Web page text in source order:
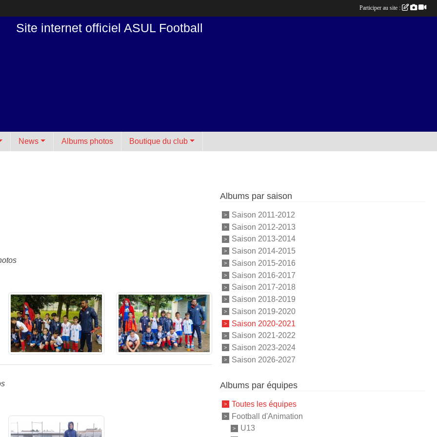
Site internet officiel ASUL Football
News Albums photos Boutique du club
Albums par saison
Saison 2011-2012
Saison 2012-2013
Saison 2013-2014
Saison 2014-2015
Saison 2015-2016
Saison 2016-2017
Saison 2017-2018
Saison 2018-2019
Saison 2019-2020
Saison 2020-2021
Saison 2021-2022
Saison 2023-2024
Saison 2026-2027
Albums par équipes
Toutes les équipes
Football d'Animation
U13
Participer au site :